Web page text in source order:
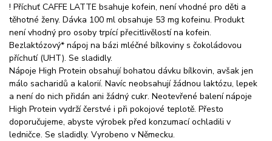
! Příchuť CAFFE LATTE bsahuje kofein, není vhodné pro děti a
těhotné ženy. Dávka 100 ml obsahuje 53 mg kofeinu. Produkt
není vhodný pro osoby trpící přecitlivělostí na kofein.
Bezlaktózový* nápoj na bázi mléčné bílkoviny s čokoládovou
příchutí (UHT). Se sladidly.
Nápoje High Protein obsahují bohatou dávku bílkovin, avšak jen
málo sacharidů a kalorií. Navíc neobsahují žádnou laktózu, lepek
a není do nich přidán ani žádný cukr. Neotevřené balení nápoje
High Protein vydrží čerstvé i při pokojové teplotě. Přesto
doporučujeme, abyste výrobek před konzumací ochladili v
ledničce. Se sladidly. Vyrobeno v Německu.